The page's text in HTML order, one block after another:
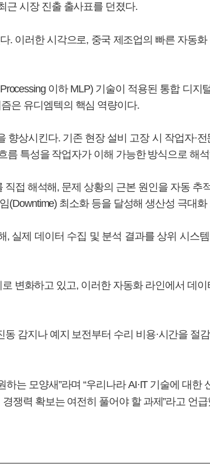
근 시장 진출 출사표를 던졌다.
이러한 시각으로, 중국 제조업의 빠른 자동
이하 MLP) 기술이 적용된 통합 디
은 유디엠텍의 핵심 역량이다.
상시킨다. 기존 현장 설비 고장 시 작업자·
름 특성을 작업자가 이해 가능한 방식으로 해
접 해석해, 문제 상황의 근본 원인을 자동 추
(Downtime) 최소화 등을 달성해 생산성 극대
실제 데이터 수집 및 분석 결과를 상위 시스
변화하고 있고, 이러한 자동화 라인에서 데
감지나 예지 보전부터 수리 비용·시간을 절
는 모양새”라며 “우리나라 AI·IT 기술에 대
쟁력 확보는 여전히 풀어야 할 과제”라고 언